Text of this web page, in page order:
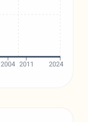
2004 2011 2024